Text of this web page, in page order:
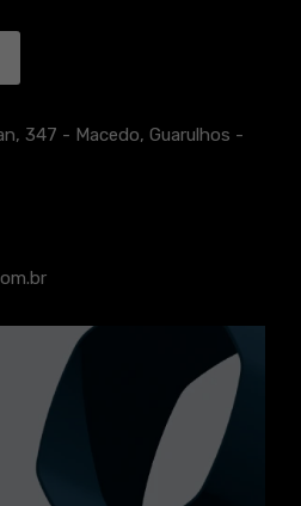
347 - Macedo, Guarulhos -